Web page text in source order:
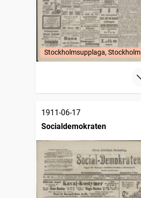
Stockholmsupplaga, Stockholm
1911-06-17
Socialdemokraten